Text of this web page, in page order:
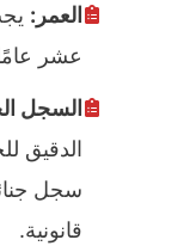
العمر:
عشر
السجل
الدقيق
سجل
قانونية.